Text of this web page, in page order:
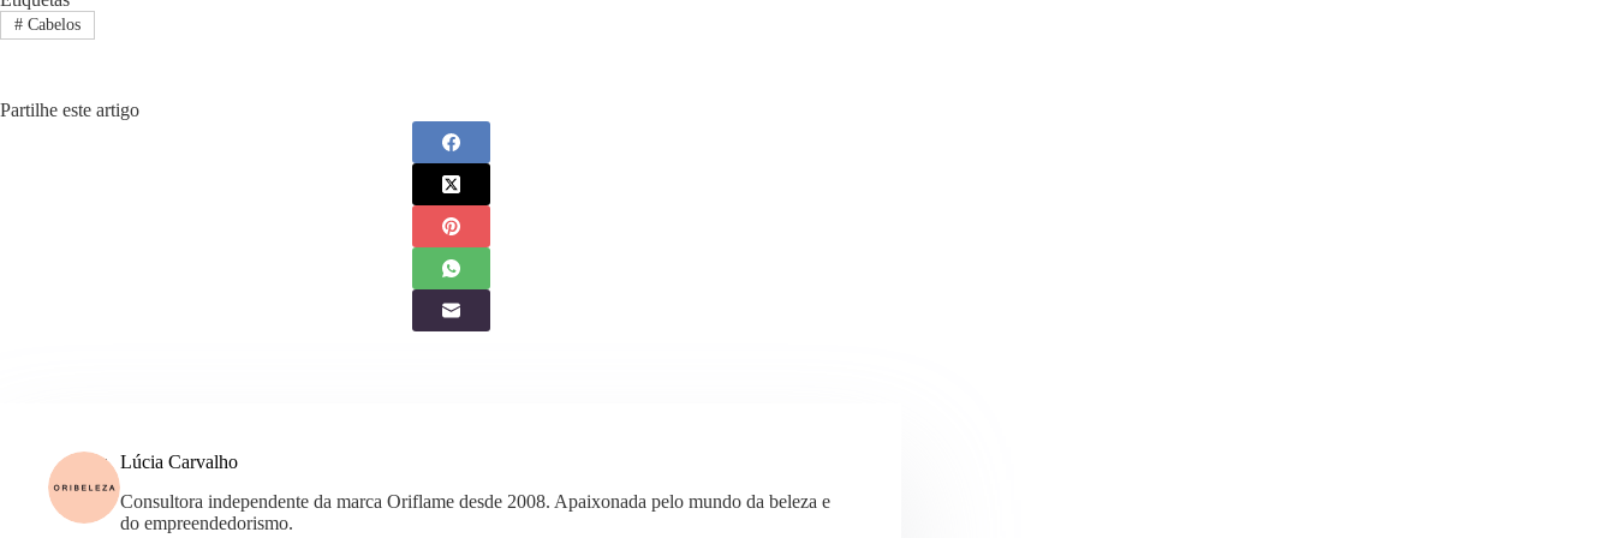
#Cabelos
Partilhe este artigo
Lúcia Carvalho
Consultora independente da marca Oriflame desde 2008. Apaixonada pelo mundo da beleza e
do empreendedorismo.